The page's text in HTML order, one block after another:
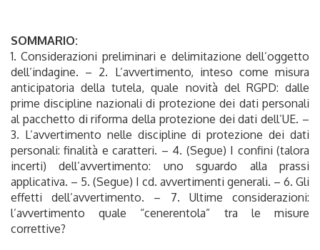
SOMMARIO:
1. Considerazioni preliminari e delimitazione dell’oggetto
dell’indagine. – 2. L’avvertimento, inteso come misura
anticipatoria della tutela, quale novità del RGPD: dalle
prime discipline nazionali di protezione dei dati personali
al pacchetto di riforma della protezione dei dati dell’UE. –
3. L’avvertimento nelle discipline di protezione dei dati
personali: finalità e caratteri. – 4. (Segue) I confini (talora
incerti) dell’avvertimento: uno sguardo alla prassi
applicativa. – 5. (Segue) I cd. avvertimenti generali. – 6. Gli
effetti dell’avvertimento. – 7. Ultime considerazioni:
l’avvertimento quale “cenerentola” tra le misure
correttive?